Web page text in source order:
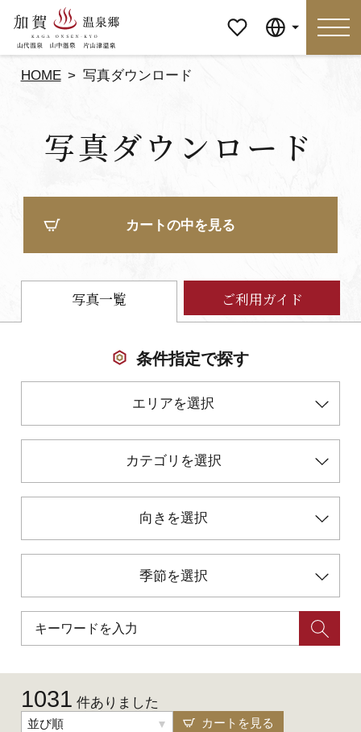
ージ
おみやげ イベント
アクセス
初めての加賀温泉郷
加賀に泊まって！北陸巡り♪
ご当地グルメ
加賀 旅先納税
FAQ
パンフレットダウンロード
写真ダウンロード
HOME 写真ダウンロード
写真ダウンロード
写真一覧 ご利用ガイド
カートの中を見る
条件指定で探す
エリアを選択
カテゴリを選択
向きを選択
季節を選択
1031 件ありました
並び順 カートを見る